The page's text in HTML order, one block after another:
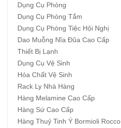
Dụng Cụ Phòng
Dụng Cụ Phòng Tắm
Dụng Cụ Phòng Tiệc Hội Nghị
Dao Muỗng Nĩa Đũa Cao Cấp
Thiết Bị Lạnh
Dụng Cụ Vệ Sinh
Hóa Chất Vệ Sinh
Rack Ly Nhà Hàng
Hàng Melamine Cao Cấp
Hàng Sứ Cao Cấp
Hàng Thuỷ Tinh Ý Bormioli Rocco